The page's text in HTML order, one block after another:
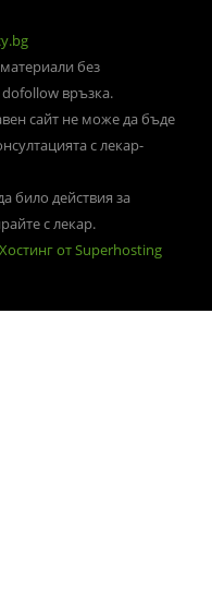
без
dofollow връзка.
сайт не може да бъде
с лекар-
било действия за
с лекар.
Хостинг от Superhosting